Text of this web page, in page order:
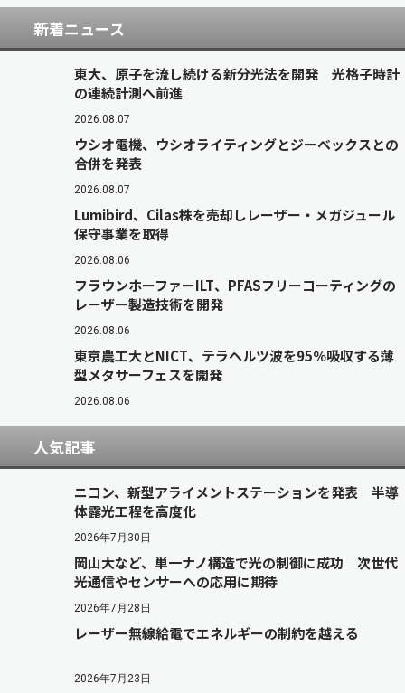
新着ニュース
東大、原子を流し続ける新分光法を開発 光格子時計
の連続計測へ前進
2026.08.07
ウシオ電機、ウシオライティングとジーベックスとの
合併を発表
2026.08.07
Lumibird、Cilas株を売却しレーザー・メガジュール
保守事業を取得
2026.08.06
フラウンホーファーILT、PFASフリーコーティングの
レーザー製造技術を開発
2026.08.06
東京農工大とNICT、テラヘルツ波を95％吸収する薄
型メタサーフェスを開発
2026.08.06
人気記事
ニコン、新型アライメントステーションを発表 半導
体露光工程を高度化
2026年7月30日
岡山大など、単一ナノ構造で光の制御に成功 次世代
光通信やセンサーへの応用に期待
2026年7月28日
レーザー無線給電でエネルギーの制約を越える
2026年7月23日